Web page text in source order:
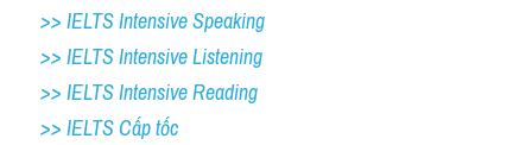
>> IELTS Intensive Speaking
>> IELTS Intensive Listening
>> IELTS Intensive Reading
>> IELTS Cấp tốc